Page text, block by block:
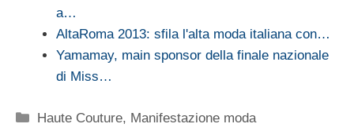
a…
AltaRoma 2013: sfila l'alta moda italiana con…
Yamamay, main sponsor della finale nazionale
di Miss…
Categorie
Haute Couture, Manifestazione moda